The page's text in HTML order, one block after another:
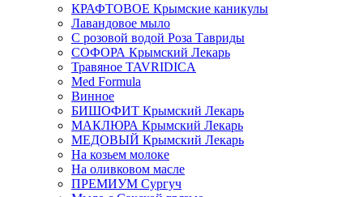
КРАФТОВОЕ Крымские каникулы
Лавандовое мыло
С розовой водой Роза Тавриды
СОФОРА Крымский Лекарь
Травяное TAVRIDICA
Med Formula
Винное
БИШОФИТ Крымский Лекарь
МАКЛЮРА Крымский Лекарь
МЕДОВЫЙ Крымский Лекарь
На козьем молоке
На оливковом масле
ПРЕМИУМ Сургуч